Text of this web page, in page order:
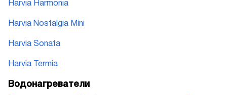
Harvia Harmonia
Harvia Nostalgia Mini
Harvia Sonata
Harvia Termia
Водонагреватели